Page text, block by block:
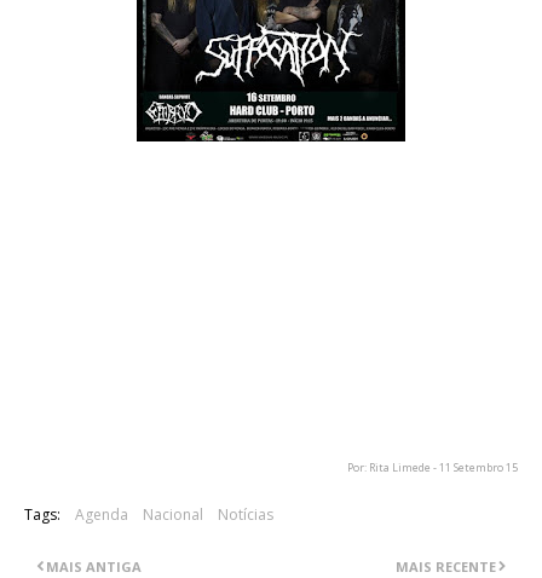
Por: Rita Limede - 11 Setembro 15
Tags: Agenda Nacional Notícias
MAIS RECENTE
MAIS ANTIGA